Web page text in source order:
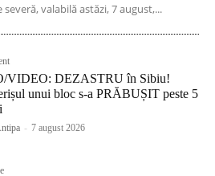
valabilă astăzi, 7 august,...
VIDEO: DEZASTRU în Sibiu!
unui bloc s-a PRĂBUȘIT peste 5
- 7 august 2026